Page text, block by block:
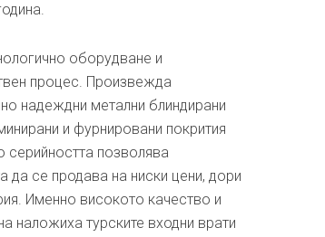
оборудване и
процес. Произвежда
надеждни метални блиндирани
и фурнировани покрития
серийността позволява
да се продава на ниски цени, дори
Именно високото качество и
наложиха турските входни врати